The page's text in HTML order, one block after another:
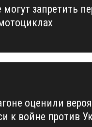
могут запретить
оценили
к войне против